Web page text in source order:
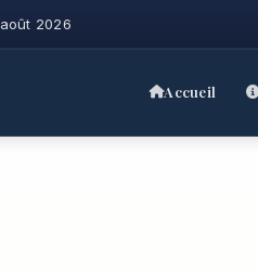
2026
Accueil